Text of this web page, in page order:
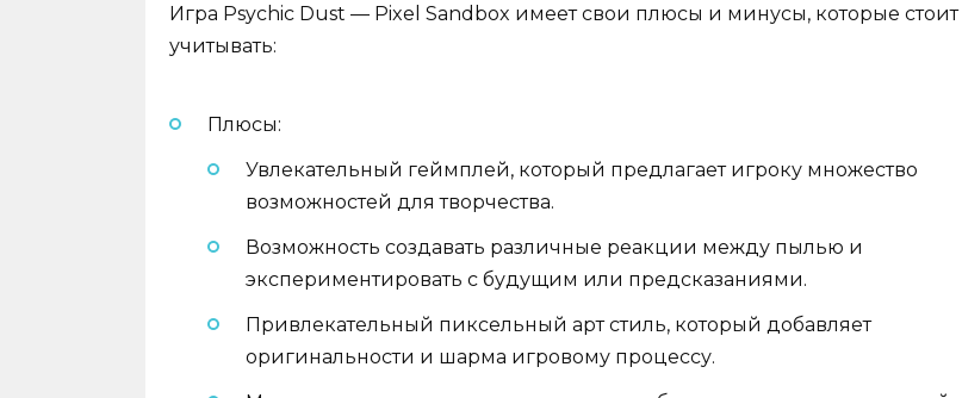
Игра Psychic Dust — Pixel Sandbox имеет свои плюсы и минусы, которые стоит
учитывать:
Плюсы:
Увлекательный геймплей, который предлагает игроку множество
возможностей для творчества.
Возможность создавать различные реакции между пылью и
экспериментировать с будущим или предсказаниями.
Привлекательный пиксельный арт стиль, который добавляет
оригинальности и шарма игровому процессу.